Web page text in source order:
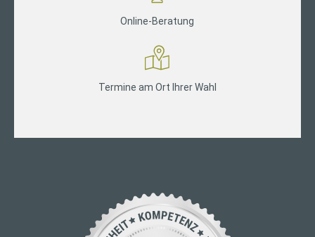
Online-Beratung
Termine am Ort Ihrer Wahl